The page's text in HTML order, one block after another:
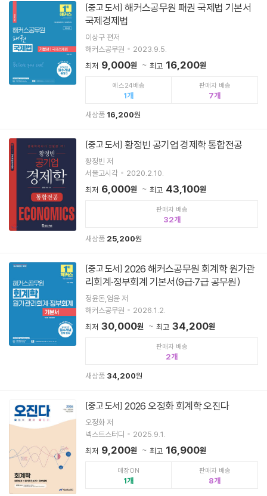
[중고 도서] 해커스공무원 패권 국제법 기본서
국제경제법
이상구 편저
해커스공무원
2023.9.5.
최저 9,000원 최고 16,200원
예스24배송
1
판매자 배송
7
새상품 16,200원
[중고 도서] 황정빈 공기업 경제학 통합전공
황정빈 저
서울고시각
2020.2.10.
최저 6,000원 최고 43,100원
판매자 배송
32
새상품 25,200원
[중고 도서] 2026 해커스공무원 회계학 원가관
리회계·정부회계 기본서(9급·7급 공무원)
정윤돈,엄윤 저
해커스공무원
2026.1.2.
최저 30,000원 최고 34,200원
판매자 배송
2
새상품 34,200원
[중고 도서] 2026 오정화 회계학 오진다
오정화 저
넥스트스터디
2025.9.1.
최저 9,200원 최고 16,900원
매장ON
1
판매자 배송
8